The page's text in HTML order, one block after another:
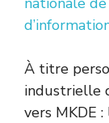
À titre
industrielle
vers MKDE